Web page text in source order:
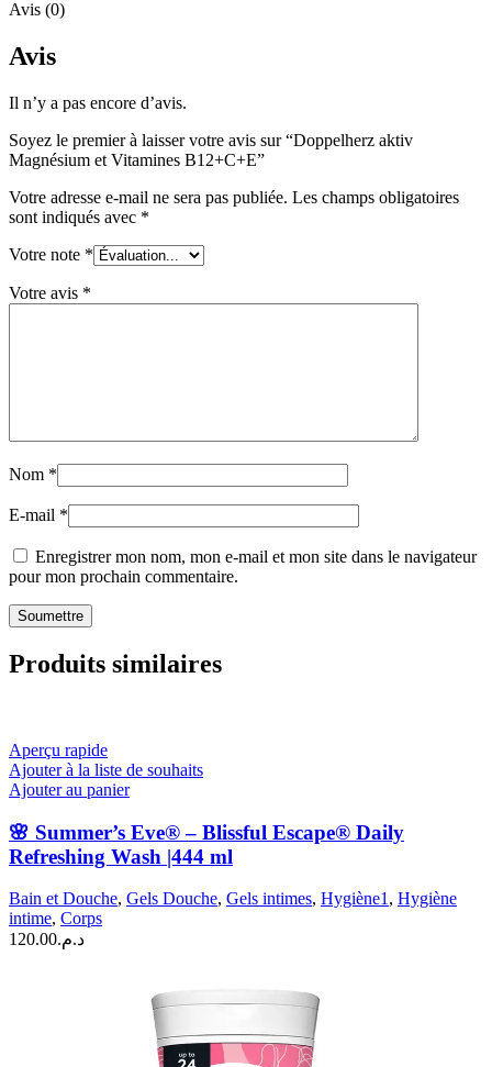
Avis (0)
Avis
Il n’y a pas encore d’avis.
Soyez le premier à laisser votre avis sur “Doppelherz aktiv
Magnésium et Vitamines B12+C+E”
Votre adresse e-mail ne sera pas publiée. Les champs obligatoires
sont indiqués avec *
Votre note *
Votre avis *
Nom *
E-mail *
Enregistrer mon nom, mon e-mail et mon site dans le navigateur
pour mon prochain commentaire.
Produits similaires
Aperçu rapide
Ajouter à la liste de souhaits
Ajouter au panier
🌸 Summer’s Eve® – Blissful Escape® Daily
Refreshing Wash |444 ml
Bain et Douche, Gels Douche, Gels intimes, Hygiène1 , Hygiène
intime, Corps
د.م.120.00